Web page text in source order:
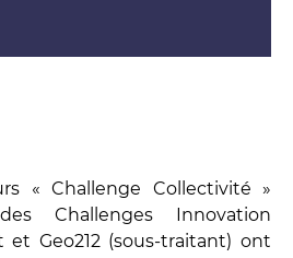
« Challenge Collectivité »
Challenges Innovation
et Geo212 (sous-traitant) ont